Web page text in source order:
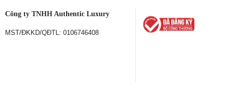
Công ty TNHH Authentic Luxury
MST/ĐKKD/QĐTL: 0106746408